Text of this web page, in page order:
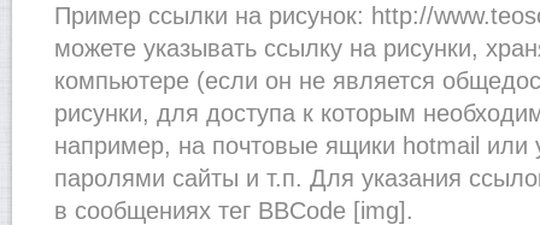
Пример ссылки на рисунок: http://
можете указывать ссылку на рисунки,
компьютере (если он не является
рисунки, для доступа к которым
например, на почтовые ящики hotmail
паролями сайты и т.п. Для указания
в сообщениях тег BBCode [img].